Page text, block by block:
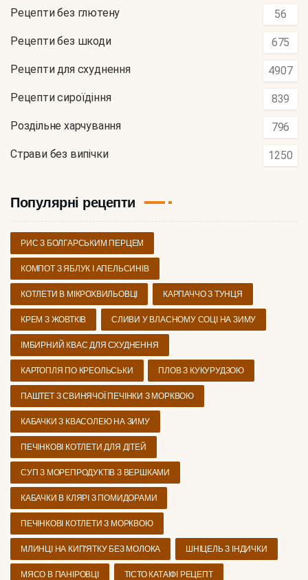
Рецепти без глютену 56
Рецепти без шкоди 675
Рецепти для схуднення 4907
Рецепти сироїдіння 839
Роздільне харчування 796
Страви без випічки 1250
Популярні рецепти
РИС З БОЛГАРСЬКИМ ПЕРЦЕМ
КОМПОТ З ЯБЛУК І АПЕЛЬСИНІВ
КОТЛЕТИ В МІКРОХВИЛЬОВЦІ КАРПАЧЧО З ТУНЦЯ
КРЕМ З ЖОВТКІВ СЛИВИ У ВЛАСНОМУ СОЦІ НА ЗИМУ
ІМБИРНИЙ КВАС ДЛЯ СХУДНЕННЯ
КАРТОПЛЯ ПО КРЕОЛЬСЬКИ ПЛОВ З КУКУРУДЗОЮ
ПАШТЕТ З СВИНЯЧОЇ ПЕЧІНКИ З МОРКВОЮ
КАБАЧКИ З КВАСОЛЕЮ НА ЗИМУ
ПЕЧІНКОВІ КОТЛЕТИ ДЛЯ ДІТЕЙ
СУП З МОРЕПРОДУКТІВ З ВЕРШКАМИ
КАБАЧКИ В КЛЯРІ З ПОМИДОРАМИ
ПЕЧІНКОВІ КОТЛЕТИ З МОРКВОЮ
МЛИНЦІ НА КИП'ЯТКУ БЕЗ МОЛОКА ШНІЦЕЛЬ З ІНДИЧКИ
МЯСО В ПАНІРОВЦІ ТІСТО КАТАІФІ РЕЦЕПТ